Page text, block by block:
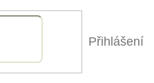
Přihlášení